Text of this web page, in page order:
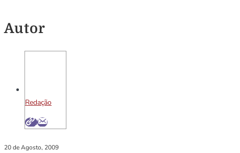
Autor
Redação
20 de Agosto, 2009